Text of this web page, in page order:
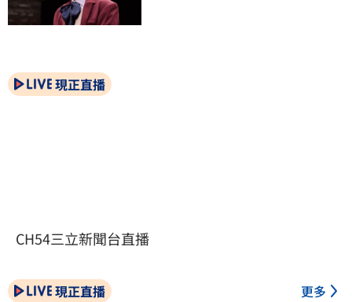
現正直播
CH54三立新聞台直播
現正直播 更多